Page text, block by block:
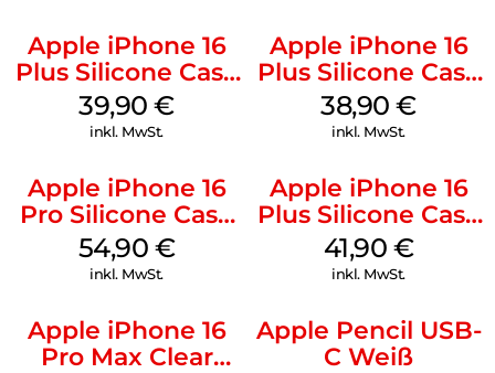
Apple iPhone 16
Plus Silicone Case
MagSafe Plum
39,90€
inkl. MwSt.
Apple iPhone 16
Plus Silicone Case
MagSafe Denim
38,90€
inkl. MwSt.
Apple iPhone 16
Pro Silicone Case
MagSafe Black
54,90 €
inkl. MwSt.
Apple iPhone 16
Plus Silicone Case
MagSafe Stone
Gray
41,90 €
inkl. MwSt.
Apple iPhone 16
Pro Max Clear
Apple Pencil USB-
C Weiß